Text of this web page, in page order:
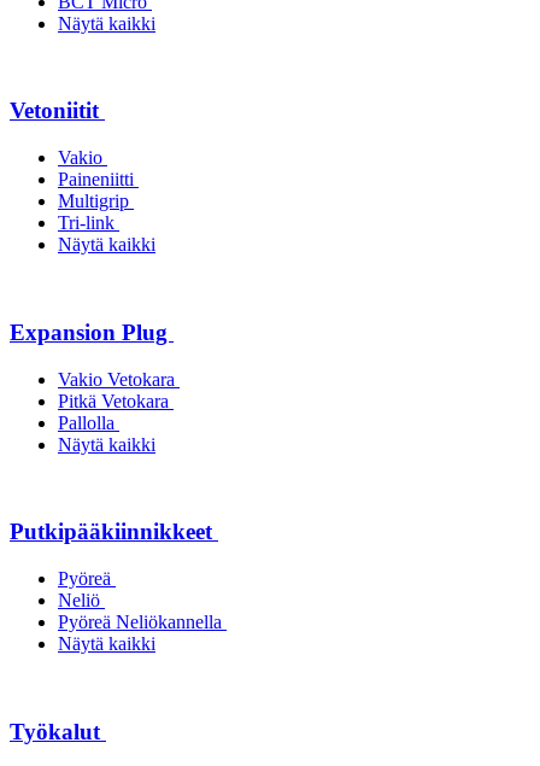
Näytä kaikki
Vetoniitit
Vakio
Paineniitti
Multigrip
Tri-link
Näytä kaikki
Expansion Plug
Vakio Vetokara
Pitkä Vetokara
Pallolla
Näytä kaikki
Putkipääkiinnikkeet
Pyöreä
Neliö
Pyöreä Neliökannella
Näytä kaikki
Työkalut